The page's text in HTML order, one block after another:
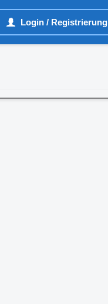
Login / Registrierung